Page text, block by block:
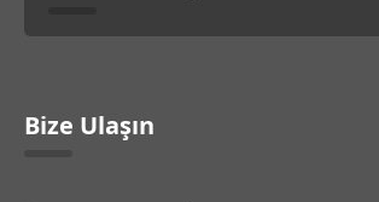
Bize Ulaşın